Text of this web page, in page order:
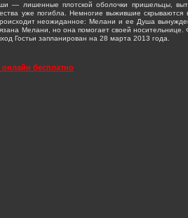
лишенные плотской оболочки пришельцы,
уже погибла. Немногие выжившие скрываются
неожиданное: Мелани и ее Душа
Мелани, но она помогает своей носительнице.
Гостьи запланирован на 28 марта 2013 года.
онлайн бесплатно